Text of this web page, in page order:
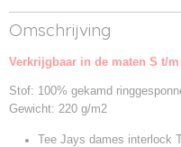
Productcode
TJ590-1
Productcode leverancier
Omschrijving
Verkrijgbaar in de maten S t/
Stof: 100% gekamd
Gewicht: 220 g/m2
Tee Jays dames interlock